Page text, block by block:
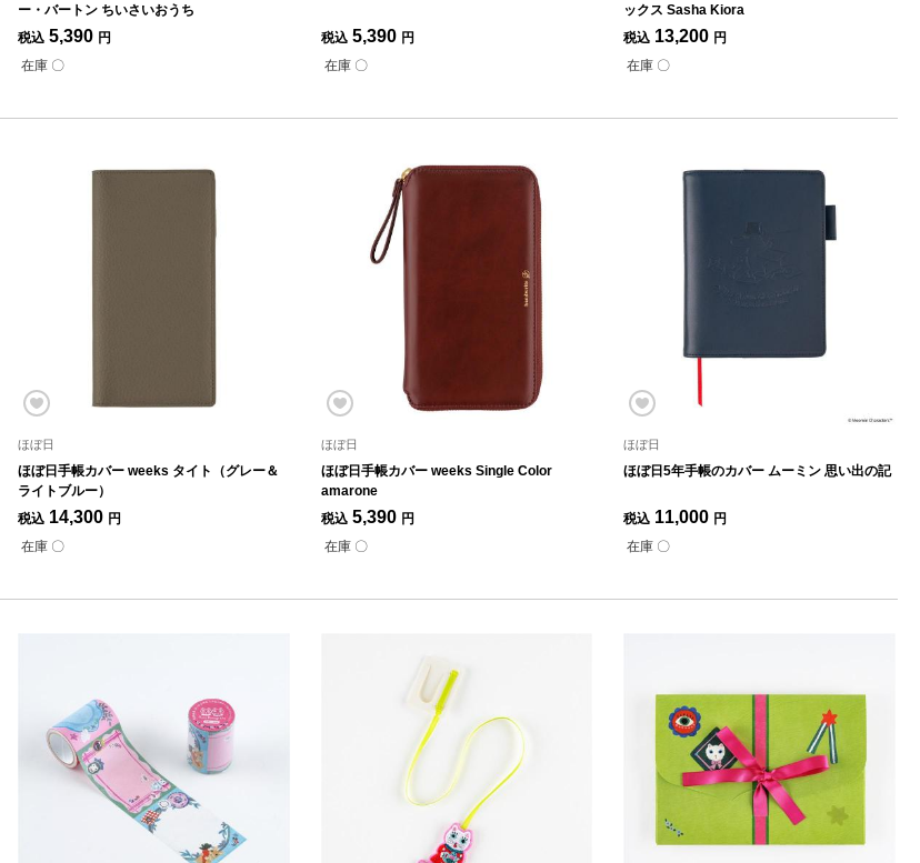
ー・バートン ちいさいおうち
税込 5,390 円
在庫 〇
税込 5,390 円
在庫 〇
ックス Sasha Kiora
税込 13,200 円
在庫 〇
ほぼ日
ほぼ日手帳カバー weeks タイト（グレー＆
ライトブルー）
税込 14,300 円
在庫 〇
ほぼ日
ほぼ日手帳カバー weeks Single Color
amarone
税込 5,390 円
在庫 〇
ほぼ日
ほぼ日5年手帳のカバー ムーミン 思い出の記
税込 11,000 円
在庫 〇